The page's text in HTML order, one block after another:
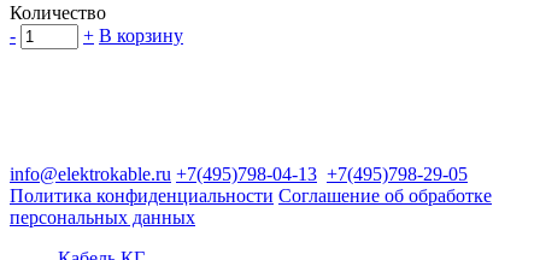
Количество
-
+ В корзину
info@elektrokable.ru +7(495)798-04-13 +7(495)798-29-05
Политика конфиденциальности Соглашение об обработке
персональных данных